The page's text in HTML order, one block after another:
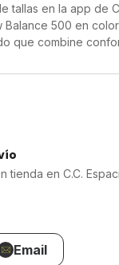
tallas en la app de
Balance 500 en
que combine
un look
acolchada y
materiales de alta
que te
detalles en gris
tienda en C.C.
Email